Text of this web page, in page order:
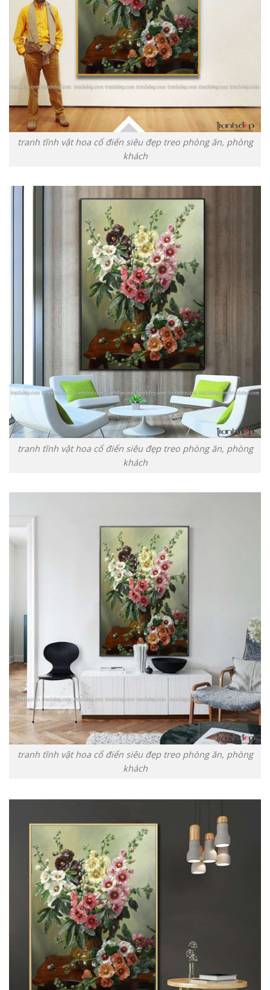
tranh tĩnh vật hoa cổ điển siêu đẹp treo phòng ăn, phòng
khách
tranh tĩnh vật hoa cổ điển siêu đẹp treo phòng ăn, phòng
khách
tranh tĩnh vật hoa cổ điển siêu đẹp treo phòng ăn, phòng
khách